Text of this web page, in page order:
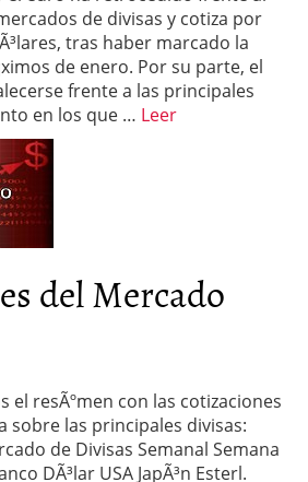
de divisas y cotiza por
tras haber marcado la
de enero. Por su parte, el
frente a las principales
en los que … Leer
del Mercado
el resÃºmen con las cotizaciones
sobre las principales divisas:
de Divisas Semanal Semana
DÃ³lar USA JapÃ³n Esterl.